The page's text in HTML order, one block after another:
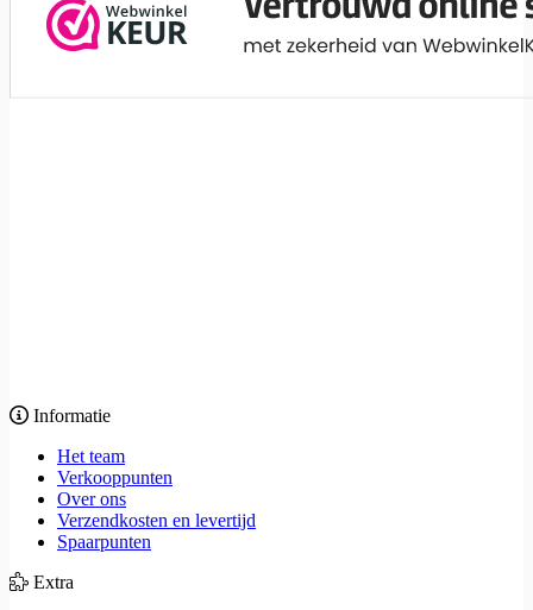
Informatie
Het team
Verkooppunten
Over ons
Verzendkosten en levertijd
Spaarpunten
Extra